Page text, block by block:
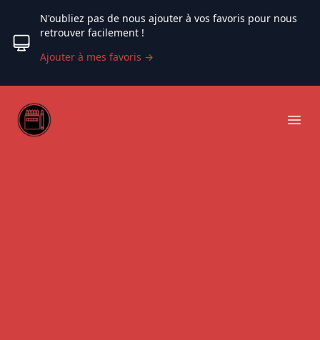
N'oubliez pas de nous ajouter à vos favoris pour nous
retrouver facilement !
Ajouter à mes favoris →
Web coloriage